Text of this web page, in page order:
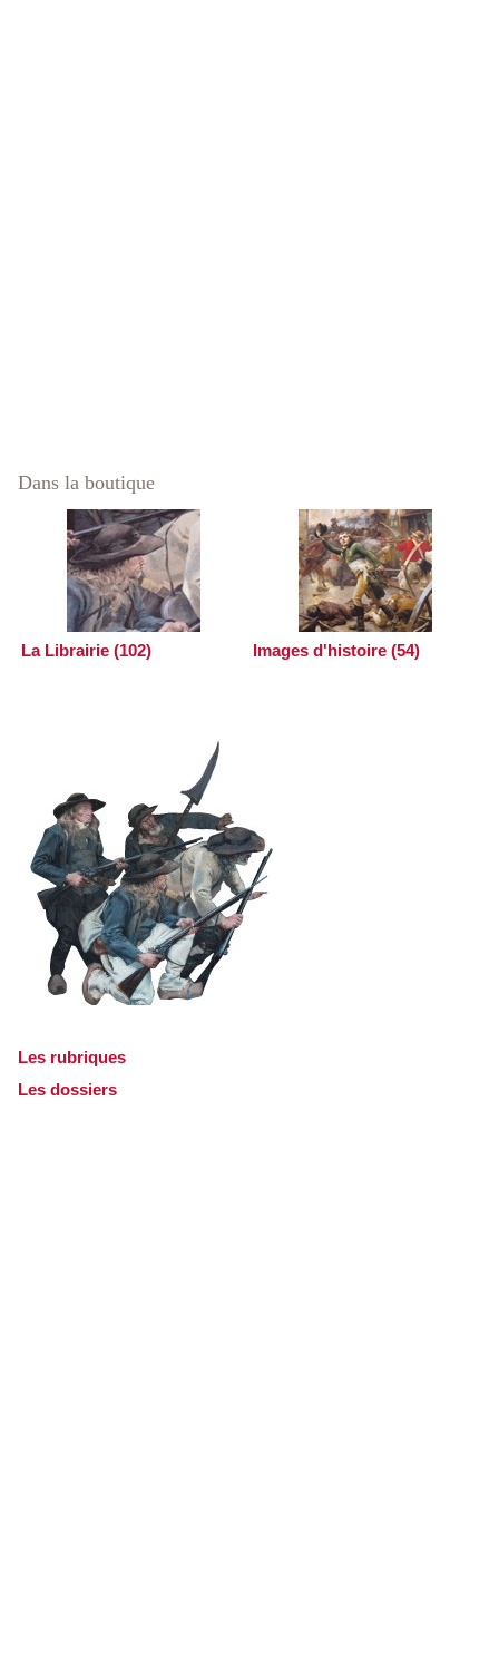
Les rubriques
Les dossiers
Dans la boutique
La Librairie (102) Images d'histoire (54)